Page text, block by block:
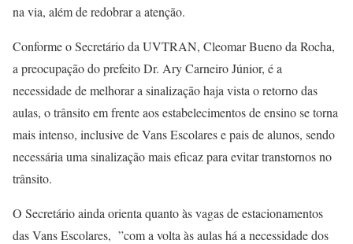
na via, além de redobrar a atenção.
Conforme o Secretário da UVTRAN, Cleomar Bueno da Rocha,
a preocupação do prefeito Dr. Ary Carneiro Júnior, é a
necessidade de melhorar a sinalização haja vista o retorno das
aulas, o trânsito em frente aos estabelecimentos de ensino se torna
mais intenso, inclusive de Vans Escolares e pais de alunos, sendo
necessária uma sinalização mais eficaz para evitar transtornos no
trânsito.
O Secretário ainda orienta quanto às vagas de estacionamentos
das Vans Escolares, ”com a volta às aulas há a necessidade dos